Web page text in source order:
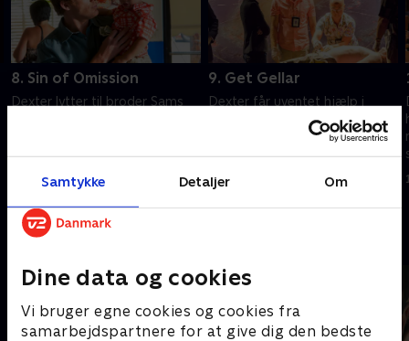
Samtykke Detaljer Om
Dine data og cookies
Vi bruger egne cookies og cookies fra
samarbejdspartnere for at give dig den bedste
8. Sin of Omission
Dexter lytter til broder Sams
dommedagsefterforskningen.
LaGuerta over sagen om en
død pige.
1. juli 2021 • 50 min
9. Get Gellar
Dexter får uventet hjælp i
jagten på dommedag-
morderne. Debra fortsætter
hos sin terapeut og lærer
1. juli 2021 • 48 min
Andre så også